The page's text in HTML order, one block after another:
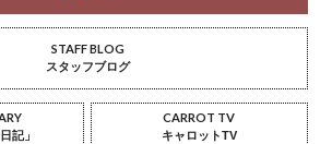
STAFF BLOG
スタッフブログ
記」
CARROT TV
キャロットTV